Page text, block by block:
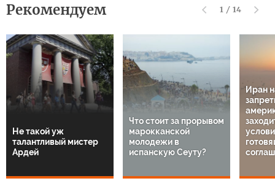
Рекомендуем 1 / 14
Не такой уж
талантливый мистер
Ардей
Что стоит за прорывом
марокканской
молодежи в
испанскую Сеуту?
Иран